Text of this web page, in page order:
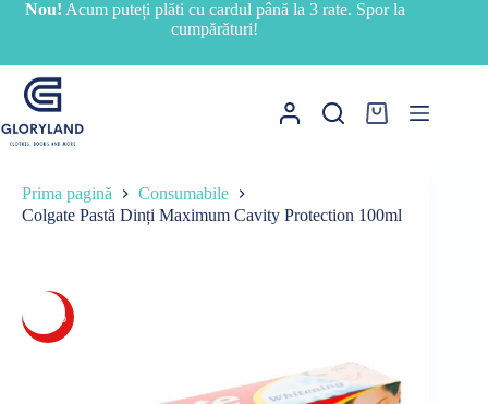
SariNou! Acum puteți plăti cu cardul până la 3 rate. Spor la
cumpărături!
Coș
Prima pagină
Consumabile
Colgate Pastă Dinți Maximum Cavity Protection 100ml
-26%